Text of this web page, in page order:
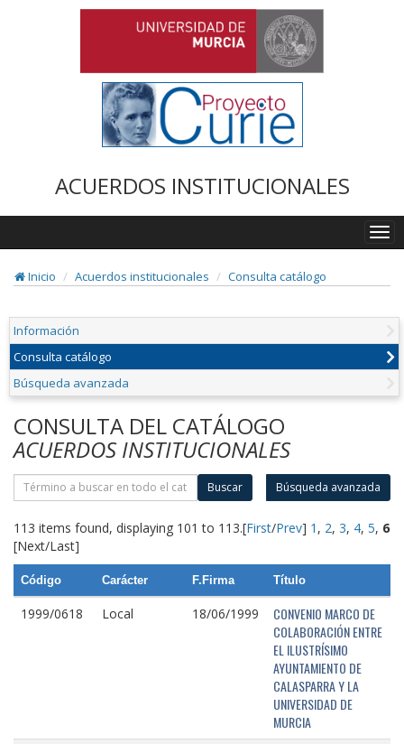
ACUERDOS INSTITUCIONALES
Inicio
Acuerdos institucionales Consulta catálogo
Información
Consulta catálogo
Búsqueda avanzada
CONSULTA DEL CATÁLOGO
ACUERDOS INSTITUCIONALES
Buscar Búsqueda avanzada
113 items found, displaying 101 to 113.[First/Prev] 1 , 2, 3, 4, 5, 6
[Next/Last]
Código Carácter F.Firma Título
1999/0618 Local 18/06/1999
CONVENIO MARCO DE
COLABORACIÓN ENTRE
EL ILUSTRÍSIMO
AYUNTAMIENTO DE
CALASPARRA Y LA
UNIVERSIDAD DE
MURCIA